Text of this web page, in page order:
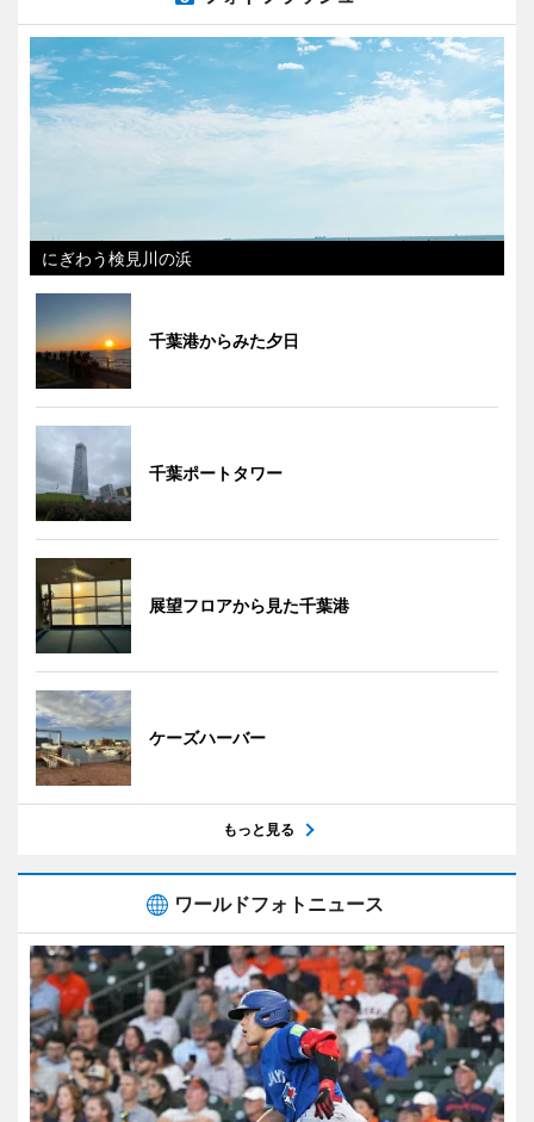
にぎわう検見川の浜
千葉港からみた夕日
千葉ポートタワー
展望フロアから見た千葉港
ケーズハーバー
もっと見る
ワールドフォトニュース